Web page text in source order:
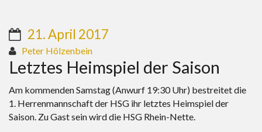
21. April 2017
Peter Hölzenbein
Letztes Heimspiel der Saison
Am kommenden Samstag (Anwurf 19:30 Uhr) bestreitet die
1. Herrenmannschaft der HSG ihr letztes Heimspiel der
Saison. Zu Gast sein wird die HSG Rhein-Nette.